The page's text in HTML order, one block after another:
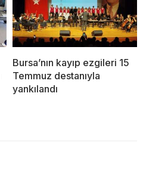
Bursa’nın kayıp ezgileri 15
Temmuz destanıyla
yankılandı